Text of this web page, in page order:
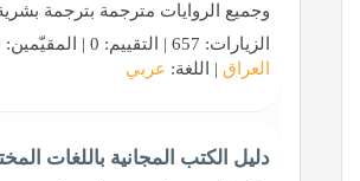
وجميع الروايات مترجمة بترجمة
الزيارات: 657 | التقييم: 0 | المقيّمين: 0 | الدولة:
العراق | اللغة: عربي
دليل الكتب المجانية باللغات